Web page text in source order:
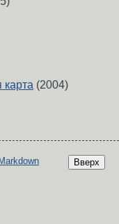
карта (2004)
Вверх